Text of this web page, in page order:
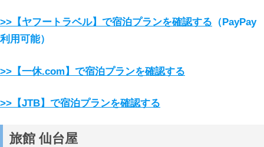
>>【ヤフートラベル】で宿泊プランを確認する （PayPay
利用可能）
>>【一休.com】で宿泊プランを確認する
>>【JTB】で宿泊プランを確認する
旅館 仙台屋